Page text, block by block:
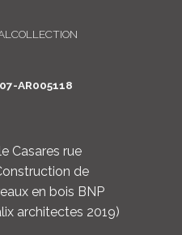
AR005118
Casares rue
de
en bois BNP
architectes 2019)